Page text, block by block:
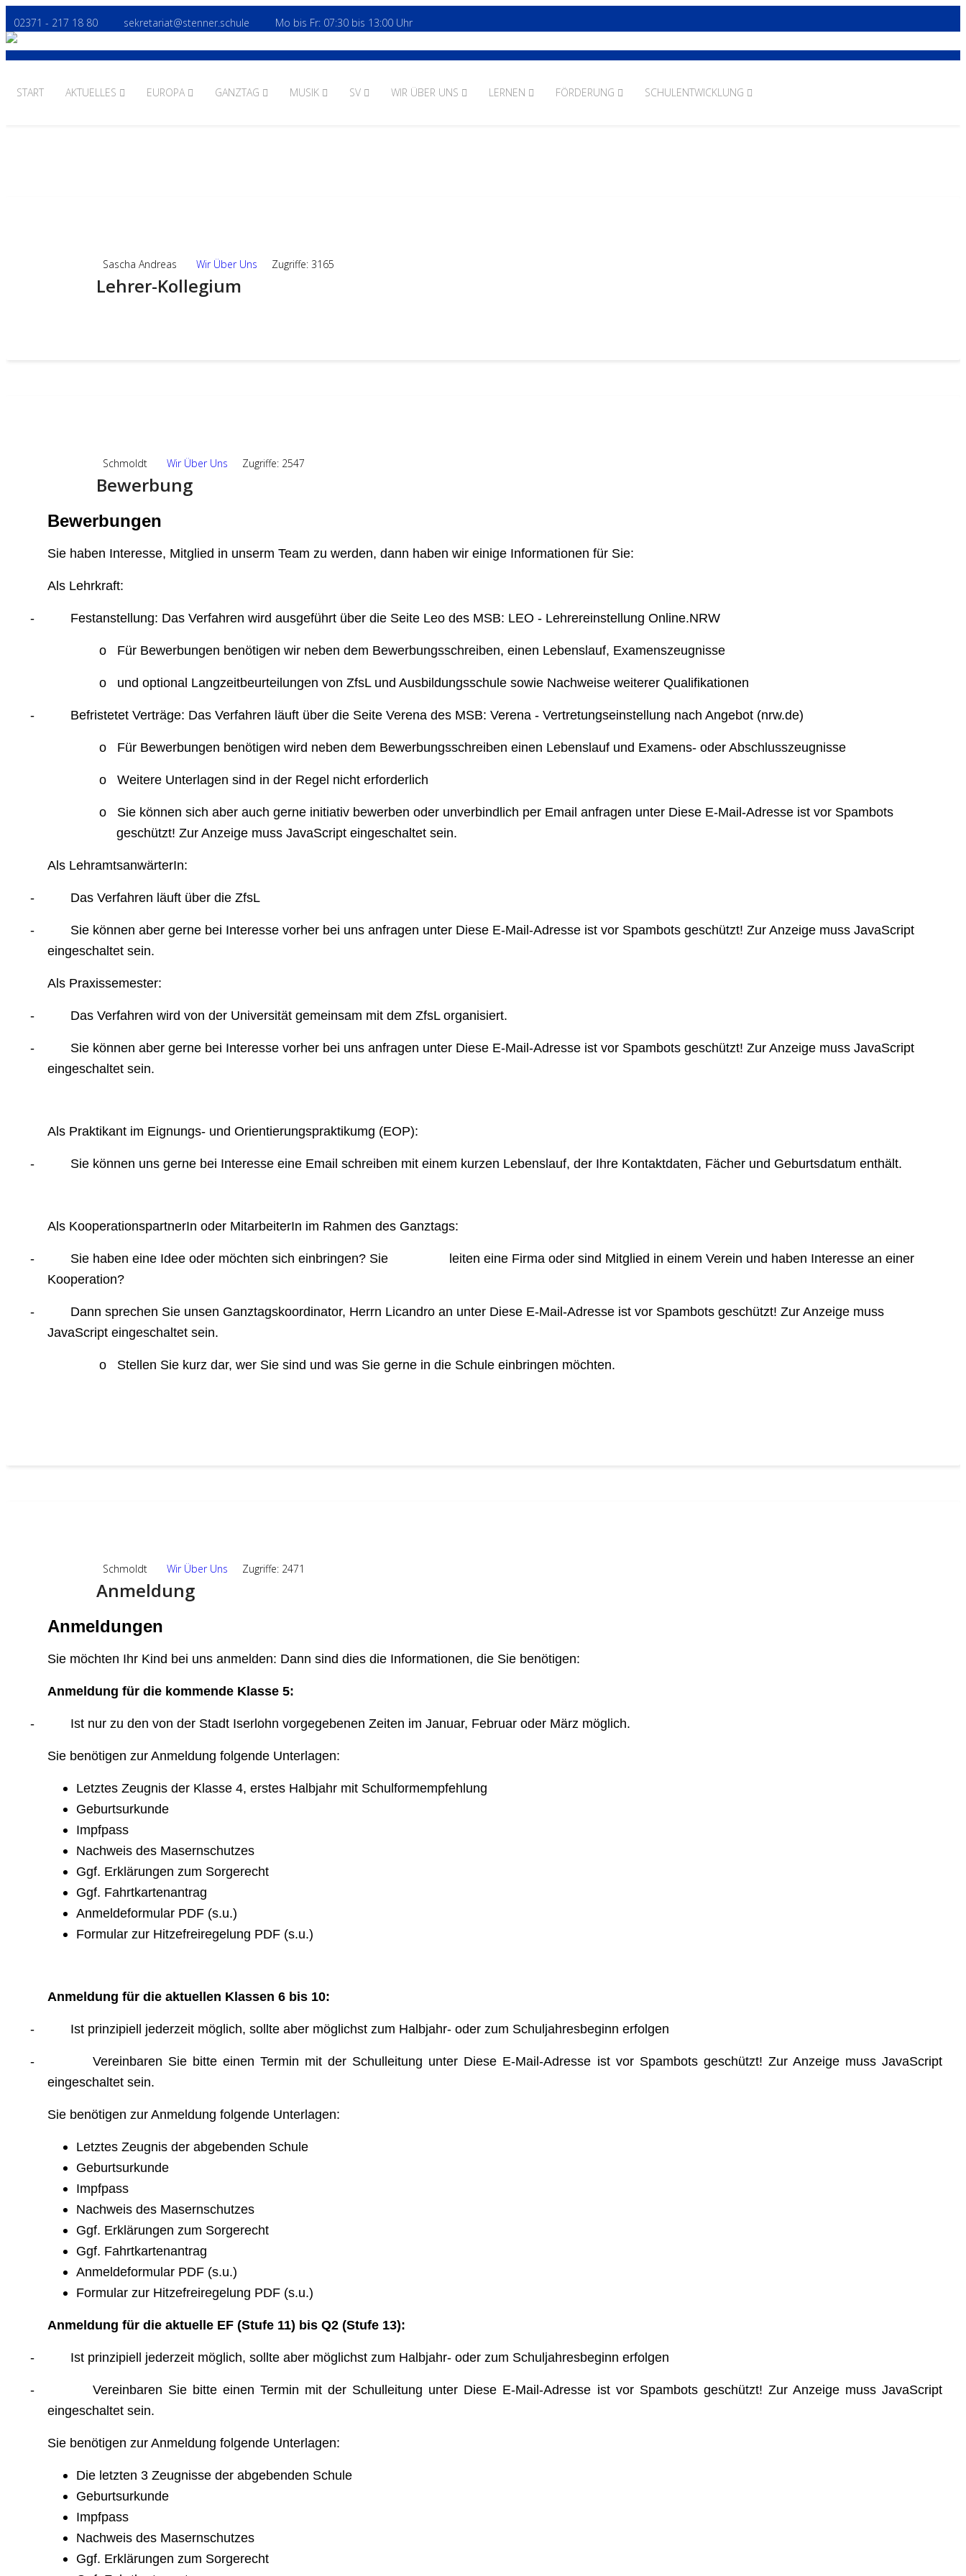
02371 - 217 18 80 sekretariat@stenner.schule Mo bis Fr: 07:30 bis 13:00 Uhr
START AKTUELLES EUROPA GANZTAG MUSIK SV WIR ÜBER UNS LERNEN FÖRDERUNG SCHULENTWICKLUNG
Sascha Andreas Wir Über Uns Zugriffe: 3165
Lehrer-Kollegium
Schmoldt Wir Über Uns Zugriffe: 2547
Bewerbung
Bewerbungen
Sie haben Interesse, Mitglied in unserm Team zu werden, dann haben wir einige Informationen für Sie:
Als Lehrkraft:
- Festanstellung: Das Verfahren wird ausgeführt über die Seite Leo des MSB: LEO - Lehrereinstellung Online.NRW
o Für Bewerbungen benötigen wir neben dem Bewerbungsschreiben, einen Lebenslauf, Examenszeugnisse
o und optional Langzeitbeurteilungen von ZfsL und Ausbildungsschule sowie Nachweise weiterer Qualifikationen
- Befristetet Verträge: Das Verfahren läuft über die Seite Verena des MSB: Verena - Vertretungseinstellung nach Angebot (nrw.de)
o Für Bewerbungen benötigen wird neben dem Bewerbungsschreiben einen Lebenslauf und Examens- oder Abschlusszeugnisse
o Weitere Unterlagen sind in der Regel nicht erforderlich
o Sie können sich aber auch gerne initiativ bewerben oder unverbindlich per Email anfragen unter Diese E-Mail-Adresse ist vor Spambots
geschützt! Zur Anzeige muss JavaScript eingeschaltet sein.
Als LehramtsanwärterIn:
- Das Verfahren läuft über die ZfsL
- Sie können aber gerne bei Interesse vorher bei uns anfragen unter Diese E-Mail-Adresse ist vor Spambots geschützt! Zur Anzeige muss JavaScript
eingeschaltet sein.
Als Praxissemester:
- Das Verfahren wird von der Universität gemeinsam mit dem ZfsL organisiert.
- Sie können aber gerne bei Interesse vorher bei uns anfragen unter Diese E-Mail-Adresse ist vor Spambots geschützt! Zur Anzeige muss JavaScript
eingeschaltet sein.
Als Praktikant im Eignungs- und Orientierungspraktikumg (EOP):
- Sie können uns gerne bei Interesse eine Email schreiben mit einem kurzen Lebenslauf, der Ihre Kontaktdaten, Fächer und Geburtsdatum enthält.
Als KooperationspartnerIn oder MitarbeiterIn im Rahmen des Ganztags:
- Sie haben eine Idee oder möchten sich einbringen? Sie
leiten eine Firma oder sind Mitglied in einem Verein und haben Interesse an einer
Kooperation?
- Dann sprechen Sie unsen Ganztagskoordinator, Herrn Licandro an unter Diese E-Mail-Adresse ist vor Spambots geschützt! Zur Anzeige muss
JavaScript eingeschaltet sein.
o Stellen Sie kurz dar, wer Sie sind und was Sie gerne in die Schule einbringen möchten.
Schmoldt Wir Über Uns Zugriffe: 2471
Anmeldung
Anmeldungen
Sie möchten Ihr Kind bei uns anmelden: Dann sind dies die Informationen, die Sie benötigen:
Anmeldung für die kommende Klasse 5:
- Ist nur zu den von der Stadt Iserlohn vorgegebenen Zeiten im Januar, Februar oder März möglich.
Sie benötigen zur Anmeldung folgende Unterlagen:
Letztes Zeugnis der Klasse 4, erstes Halbjahr mit Schulformempfehlung
Geburtsurkunde
Impfpass
Nachweis des Masernschutzes
Ggf. Erklärungen zum Sorgerecht
Ggf. Fahrtkartenantrag
Anmeldeformular PDF (s.u.)
Formular zur Hitzefreiregelung PDF (s.u.)
Anmeldung für die aktuellen Klassen 6 bis 10:
- Ist prinzipiell jederzeit möglich, sollte aber möglichst zum Halbjahr- oder zum Schuljahresbeginn erfolgen
- Vereinbaren Sie bitte einen Termin mit der Schulleitung unter Diese E-Mail-Adresse ist vor Spambots geschützt! Zur Anzeige muss JavaScript
eingeschaltet sein.
Sie benötigen zur Anmeldung folgende Unterlagen:
Letztes Zeugnis der abgebenden Schule
Geburtsurkunde
Impfpass
Nachweis des Masernschutzes
Ggf. Erklärungen zum Sorgerecht
Ggf. Fahrtkartenantrag
Anmeldeformular PDF (s.u.)
Formular zur Hitzefreiregelung PDF (s.u.)
Anmeldung für die aktuelle EF (Stufe 11) bis Q2 (Stufe 13):
- Ist prinzipiell jederzeit möglich, sollte aber möglichst zum Halbjahr- oder zum Schuljahresbeginn erfolgen
- Vereinbaren Sie bitte einen Termin mit der Schulleitung unter Diese E-Mail-Adresse ist vor Spambots geschützt! Zur Anzeige muss JavaScript
eingeschaltet sein.
Sie benötigen zur Anmeldung folgende Unterlagen:
Die letzten 3 Zeugnisse der abgebenden Schule
Geburtsurkunde
Impfpass
Nachweis des Masernschutzes
Ggf. Erklärungen zum Sorgerecht